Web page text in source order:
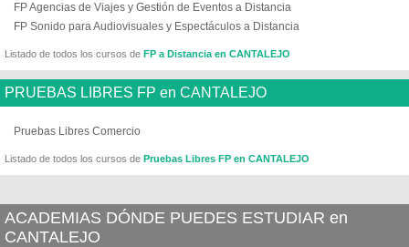
FP Agencias de Viajes y Gestión de Eventos a Distancia
FP Sonido para Audiovisuales y Espectáculos a Distancia
Listado de todos los cursos de FP a Distancia en CANTALEJO
PRUEBAS LIBRES FP en CANTALEJO
Pruebas Libres Comercio
Listado de todos los cursos de Pruebas Libres FP en CANTALEJO
ACADEMIAS DÓNDE PUEDES ESTUDIAR en
CANTALEJO